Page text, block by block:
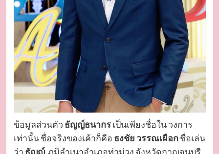
ข้อมูลส่วนตัว ธัญญ์ธนากรเป็นเพียงชื่อใน วงการ
เท่านั้น ชื่อจริงของเค้าก็คือ ธงชัย วรรณเผือกชื่อเล่น
ว่า ธัญญ์ ภูมิลำเนาอำเภอท่าม่วง จังหวัดกาญจนบุรี